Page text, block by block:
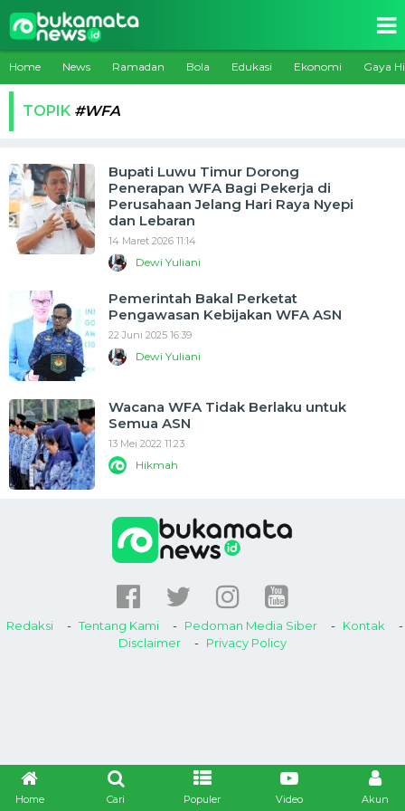
Home Cari Populer Video Akun
Home News Ramadan Bola Edukasi Ekonomi Gaya
TOPIK #WFA
Bupati Luwu Timur Dorong
Penerapan WFA Bagi Pekerja di
Perusahaan Jelang Hari Raya Nyepi
dan Lebaran
14 Maret 2026 11:14
Dewi Yuliani
Pemerintah Bakal Perketat
Pengawasan Kebijakan WFA ASN
22 Juni 2025 16:39
Dewi Yuliani
Wacana WFA Tidak Berlaku untuk
Semua ASN
13 Mei 2022 11:23
Hikmah
Redaksi Tentang Kami Pedoman Media Siber
Kontak
Disclaimer
Privacy Policy